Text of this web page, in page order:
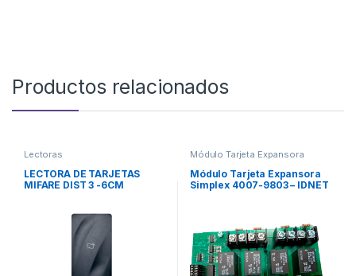
Productos relacionados
Lectoras
LECTORA DE TARJETAS
MIFARE DIST 3 -6CM
Módulo Tarjeta Expansora
Módulo Tarjeta Expansora
Simplex 4007-9803 – IDNET